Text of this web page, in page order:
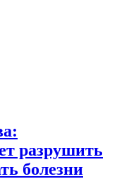
разрушить
болезни